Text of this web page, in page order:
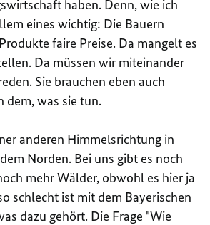
haben. Denn, wie ich
eines wichtig: Die Bauern
faire Preise. Da mangelt es
Da müssen wir miteinander
Sie brauchen eben auch
dem, was sie tun.
anderen Himmelsrichtung in
Norden. Bei uns gibt es noch
mehr Wälder, obwohl es hier ja
schlecht ist mit dem Bayerischen
dazu gehört. Die Frage "Wie